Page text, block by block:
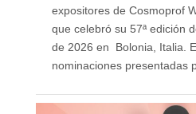
expositores de Cosmoprof
que celebró su 57ª edición
de 2026 en Bolonia, Italia.
nominaciones presentadas